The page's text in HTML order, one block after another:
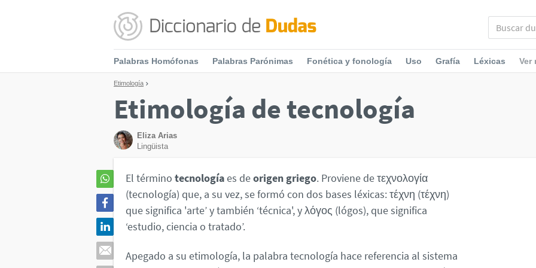
Palabras Homófonas Palabras Parónimas Fonética y fonología Uso Grafía Léxicas Ver
Etimología
Etimología de tecnología
Eliza Arias
Lingüista
El término tecnologíaes deorigen griego. Proviene de τεχνολογία
(tecnología) que, a su vez, se formó con dos bases léxicas: τέχνη (τέχνη)
que significa 'arte’ y también ‘técnica', y λόγος (lógos), que significa
‘estudio, ciencia o tratado’.
Apegado a su etimología, la palabra tecnología hace referencia al sistema